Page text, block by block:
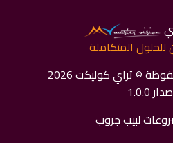
المتكاملة
© تراي كوليكت 2026
1.0.0
لبيب جروب